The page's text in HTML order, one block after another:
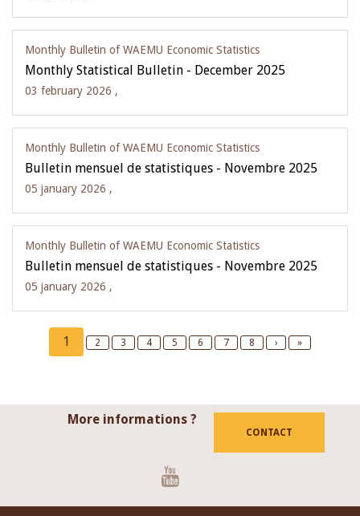
Monthly Bulletin of WAEMU Economic Statistics
Monthly Statistical Bulletin - December 2025
03 february 2026 ,
Monthly Bulletin of WAEMU Economic Statistics
Bulletin mensuel de statistiques - Novembre 2025
05 january 2026 ,
Monthly Bulletin of WAEMU Economic Statistics
Bulletin mensuel de statistiques - Novembre 2025
05 january 2026 ,
Pagination
Current
page
1 Page
2 Page
3 Page
4 Page
5 Page
6 Page
7 Page
8
Next
›
Last
»
More informations ?
CONTACT